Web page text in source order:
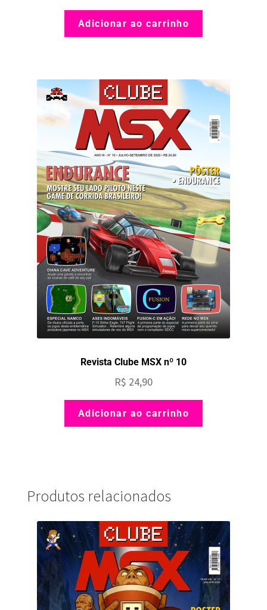
Adicionar ao carrinho
Revista Clube MSX nº 10
R$ 24,90
Adicionar ao carrinho
Produtos relacionados